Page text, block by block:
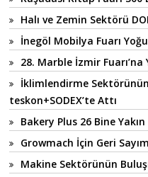
Halı ve Zemin Sektörü
İnegöl Mobilya Fuarı
28. Marble İzmir Fuarı’na
İklimlendirme
teskon+SODEX’te Attı
Bakery Plus 26 Bine
Growmach İçin Geri
Makine Sektörünün